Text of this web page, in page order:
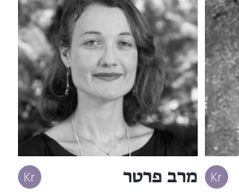
מרב פרטר